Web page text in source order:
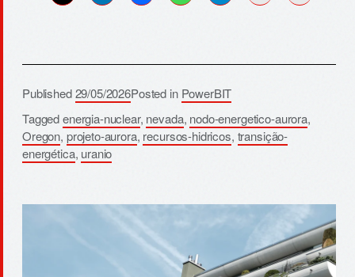
Published29/05/2026Posted in PowerBIT
Taggedenergia-nuclear, nevada, nodo-energetico-aurora,
Oregon, projeto-aurora, recursos-hidricos, transição-
energética, uranio